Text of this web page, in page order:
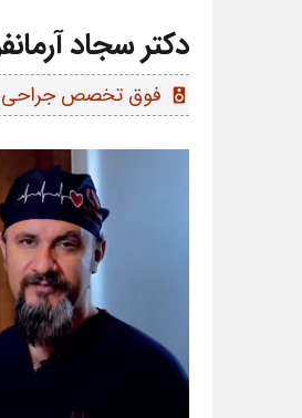
دکتر سجاد
speaker فوق تخصص جراحی